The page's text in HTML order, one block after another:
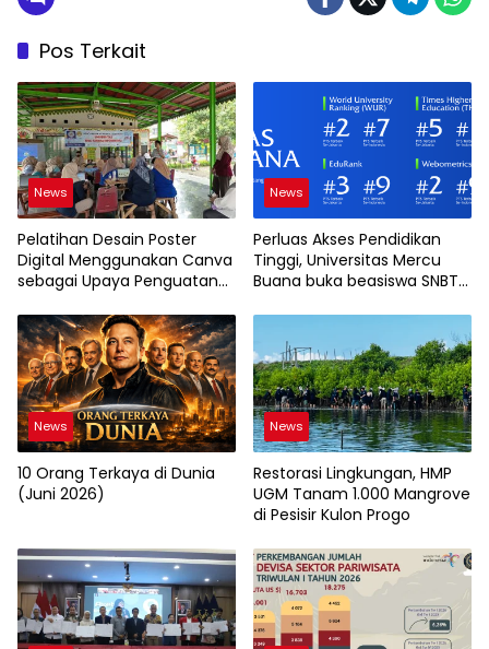
Pos Terkait
News
Pelatihan Desain Poster
Digital Menggunakan Canva
sebagai Upaya Penguatan
Kader PKK Kelurahan Bambu
Apus
News
Perluas Akses Pendidikan
Tinggi, Universitas Mercu
Buana buka beasiswa SNBT
News
10 Orang Terkaya di Dunia
(Juni 2026)
News
Restorasi Lingkungan, HMP
UGM Tanam 1.000 Mangrove
di Pesisir Kulon Progo